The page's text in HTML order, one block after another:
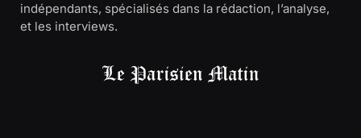
indépendants, spécialisés dans la rédaction, l’analyse,
et les interviews.